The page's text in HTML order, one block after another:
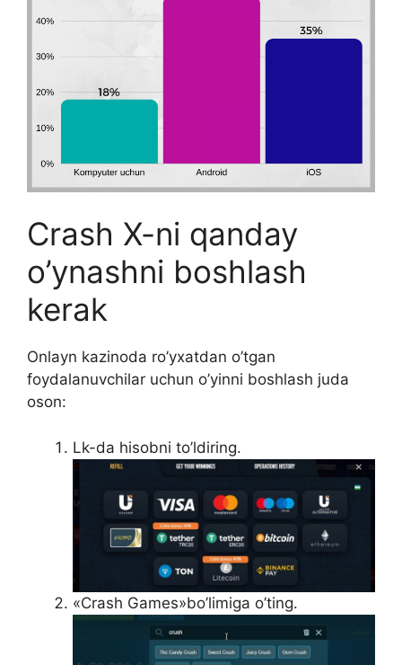
Crash X-ni qanday
o’ynashni boshlash
kerak
Onlayn kazinoda ro’yxatdan o’tgan
foydalanuvchilar uchun o’yinni boshlash juda
oson:
Lk-da hisobni to’ldiring.
«Crash Games»bo’limiga o’ting.